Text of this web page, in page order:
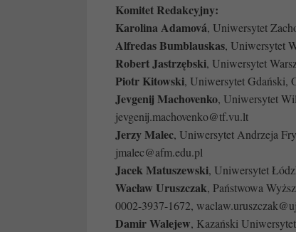
Komitet Redakcyjny:
Karolina Adamová, Uniwersytet
Alfredas Bumblauskas, Uniwersytet
Robert Jastrzębski, Uniwersytet
Piotr Kitowski, Uniwersytet Gdański,
Jevgenij Machovenko, Uniwersytet
jevgenij.machovenko@tf.vu.lt
Jerzy Malec, Uniwersytet Andrzeja
jmalec@afm.edu.pl
Jacek Matuszewski, Uniwersytet
Wacław Uruszczak, Państwowa
0002-3937-1672,
Damir Walejew, Kazański